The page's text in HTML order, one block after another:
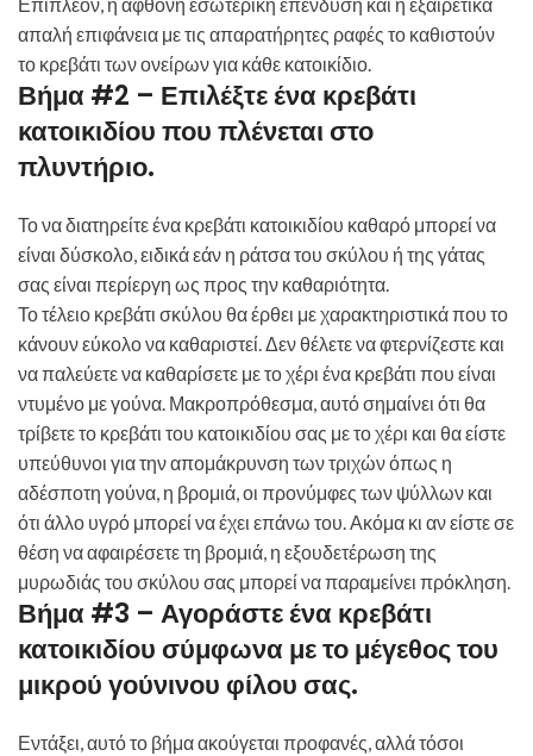
Επιπλέον, η άφθονη εσωτερική επένδυση και η εξαιρετικά
απαλή επιφάνεια με τις απαρατήρητες ραφές το καθιστούν
το κρεβάτι των ονείρων για κάθε κατοικίδιο.
Βήμα #2 – Επιλέξτε ένα κρεβάτι
κατοικιδίου που πλένεται στο
πλυντήριο.
Το να διατηρείτε ένα κρεβάτι κατοικιδίου καθαρό μπορεί να
είναι δύσκολο, ειδικά εάν η ράτσα του σκύλου ή της γάτας
σας είναι περίεργη ως προς την καθαριότητα.
Το τέλειο κρεβάτι σκύλου θα έρθει με χαρακτηριστικά που το
κάνουν εύκολο να καθαριστεί. Δεν θέλετε να φτερνίζεστε και
να παλεύετε να καθαρίσετε με το χέρι ένα κρεβάτι που είναι
ντυμένο με γούνα. Μακροπρόθεσμα, αυτό σημαίνει ότι θα
τρίβετε το κρεβάτι του κατοικιδίου σας με το χέρι και θα είστε
υπεύθυνοι για την απομάκρυνση των τριχών όπως η
αδέσποτη γούνα, η βρομιά, οι προνύμφες των ψύλλων και
ότι άλλο υγρό μπορεί να έχει επάνω του. Ακόμα κι αν είστε σε
θέση να αφαιρέσετε τη βρομιά, η εξουδετέρωση της
μυρωδιάς του σκύλου σας μπορεί να παραμείνει πρόκληση.
Βήμα #3 – Αγοράστε ένα κρεβάτι
κατοικιδίου σύμφωνα με το μέγεθος του
μικρού γούνινου φίλου σας.
Εντάξει, αυτό το βήμα ακούγεται προφανές, αλλά τόσοι